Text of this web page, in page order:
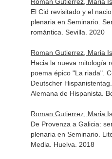
El Cid revisitado y el
plenaria en Seminario.
romántica. Sevilla. 2020
Roman Gutierrez, Maria
Hacia la nueva mitología
poema épico "La riada".
Deutscher
Alemana de Hispanista.
Roman Gutierrez, Maria
De Provenza a Galicia:
plenaria en Seminario.
Media. Huelva. 2018